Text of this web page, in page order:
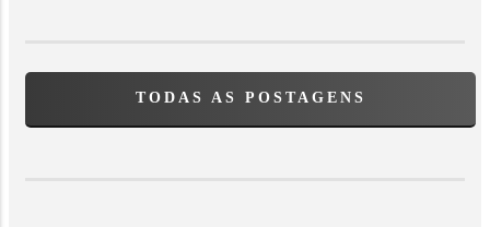
TODAS AS POSTAGENS